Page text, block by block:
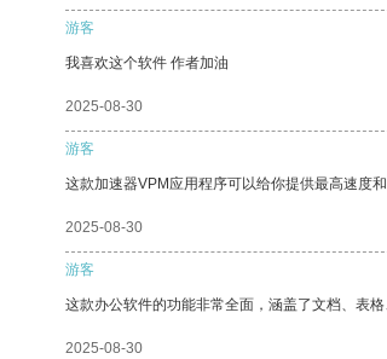
游客
我喜欢这个软件 作者加油
2025-08-30
游客
这款加速器VPM应用程序可以给你提供最高速度
2025-08-30
游客
这款办公软件的功能非常全面，涵盖了文档、表
2025-08-30